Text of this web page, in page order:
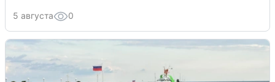
5 августа 0